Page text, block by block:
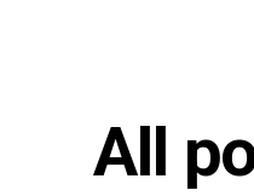
All